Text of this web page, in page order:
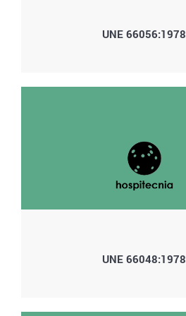
UNE 66056:1978
UNE 66048:1978